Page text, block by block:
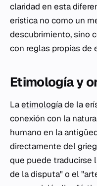
claridad en esta
erística no como un
descubrimiento, sino
con reglas propias de
Etimología y
Laetimologíade la
conexión con la
humano en la
directamente del
que puede traducirse
de la disputa" o el